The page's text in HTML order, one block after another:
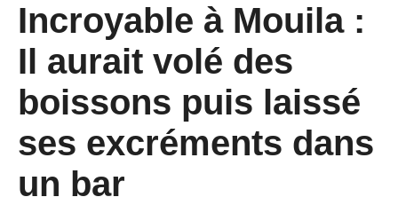
Incroyable à Mouila :
Il aurait volé des
boissons puis laissé
ses excréments dans
un bar